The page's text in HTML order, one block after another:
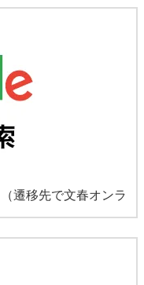
（遷移先で文春オンラ